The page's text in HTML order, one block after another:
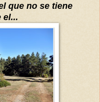
que no se tiene
el...